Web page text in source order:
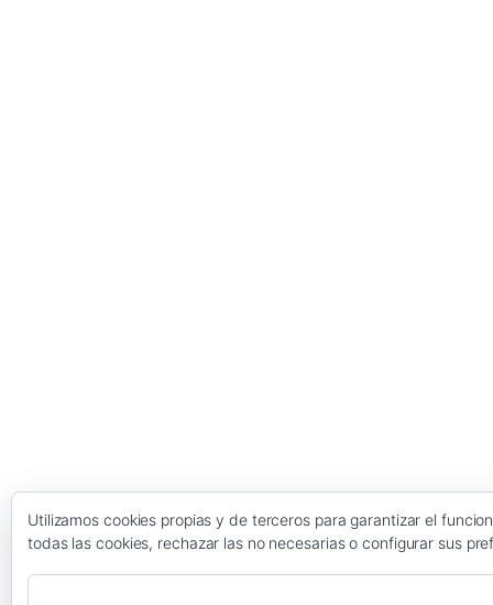
Utilizamos cookies propias y de terceros para garantizar el
todas las cookies, rechazar las no necesarias o configurar sus